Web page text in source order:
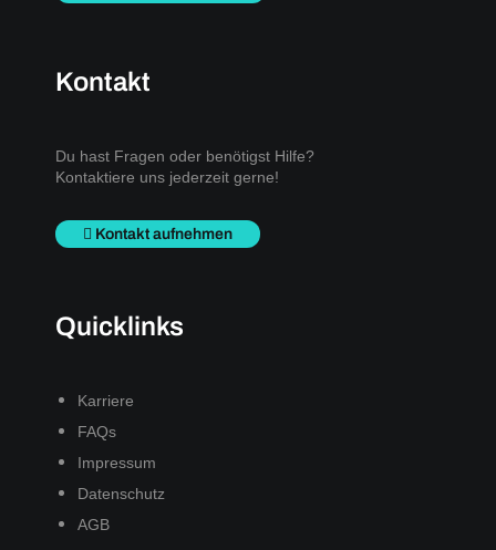
Kontakt
Du hast Fragen oder benötigst Hilfe?
Kontaktiere uns jederzeit gerne!
Kontakt aufnehmen
Quicklinks
Karriere
FAQs
Impressum
Datenschutz
AGB